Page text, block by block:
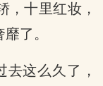
，十里红妆，
了。
这么久了，